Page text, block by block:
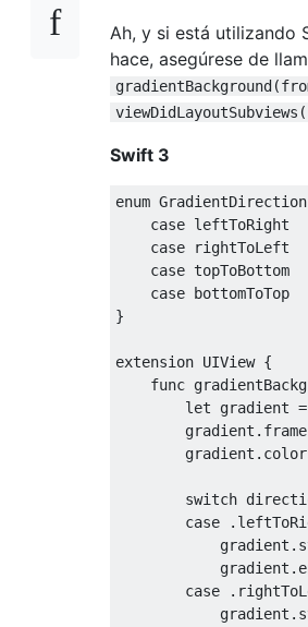
Ah, y si está utilizando
hace, asegúrese de
Swift 3
enum GradientDirection
case leftToRight
case rightToLeft
case topToBottom
case
}
extension UIView {
func
let gradient =
        gradient
. frame
        gradient
.
switch
case
.
            gradient
.
            gradient
.
case
.
            gradient
.